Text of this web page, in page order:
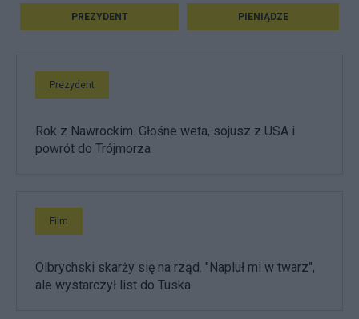
PREZYDENT PIENIĄDZE
Prezydent
Rok z Nawrockim. Głośne weta, sojusz z USA i
powrót do Trójmorza
Film
Olbrychski skarży się na rząd. "Napluł mi w twarz",
ale wystarczył list do Tuska